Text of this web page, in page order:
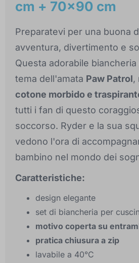
cm + 70x90 cm
Preparatevi per una buona
avventura, divertimento e
Questa adorabile
tema dell'amata Paw Patrol,
cotone morbido e
tutti i fan di questo
soccorso. Ryder e la sua
vedono l'ora di
bambino nel mondo dei
Caratteristiche:
design elegante
set di biancheria per
motivo coperta su
pratica chiusura a zip
lavabile a 40°C